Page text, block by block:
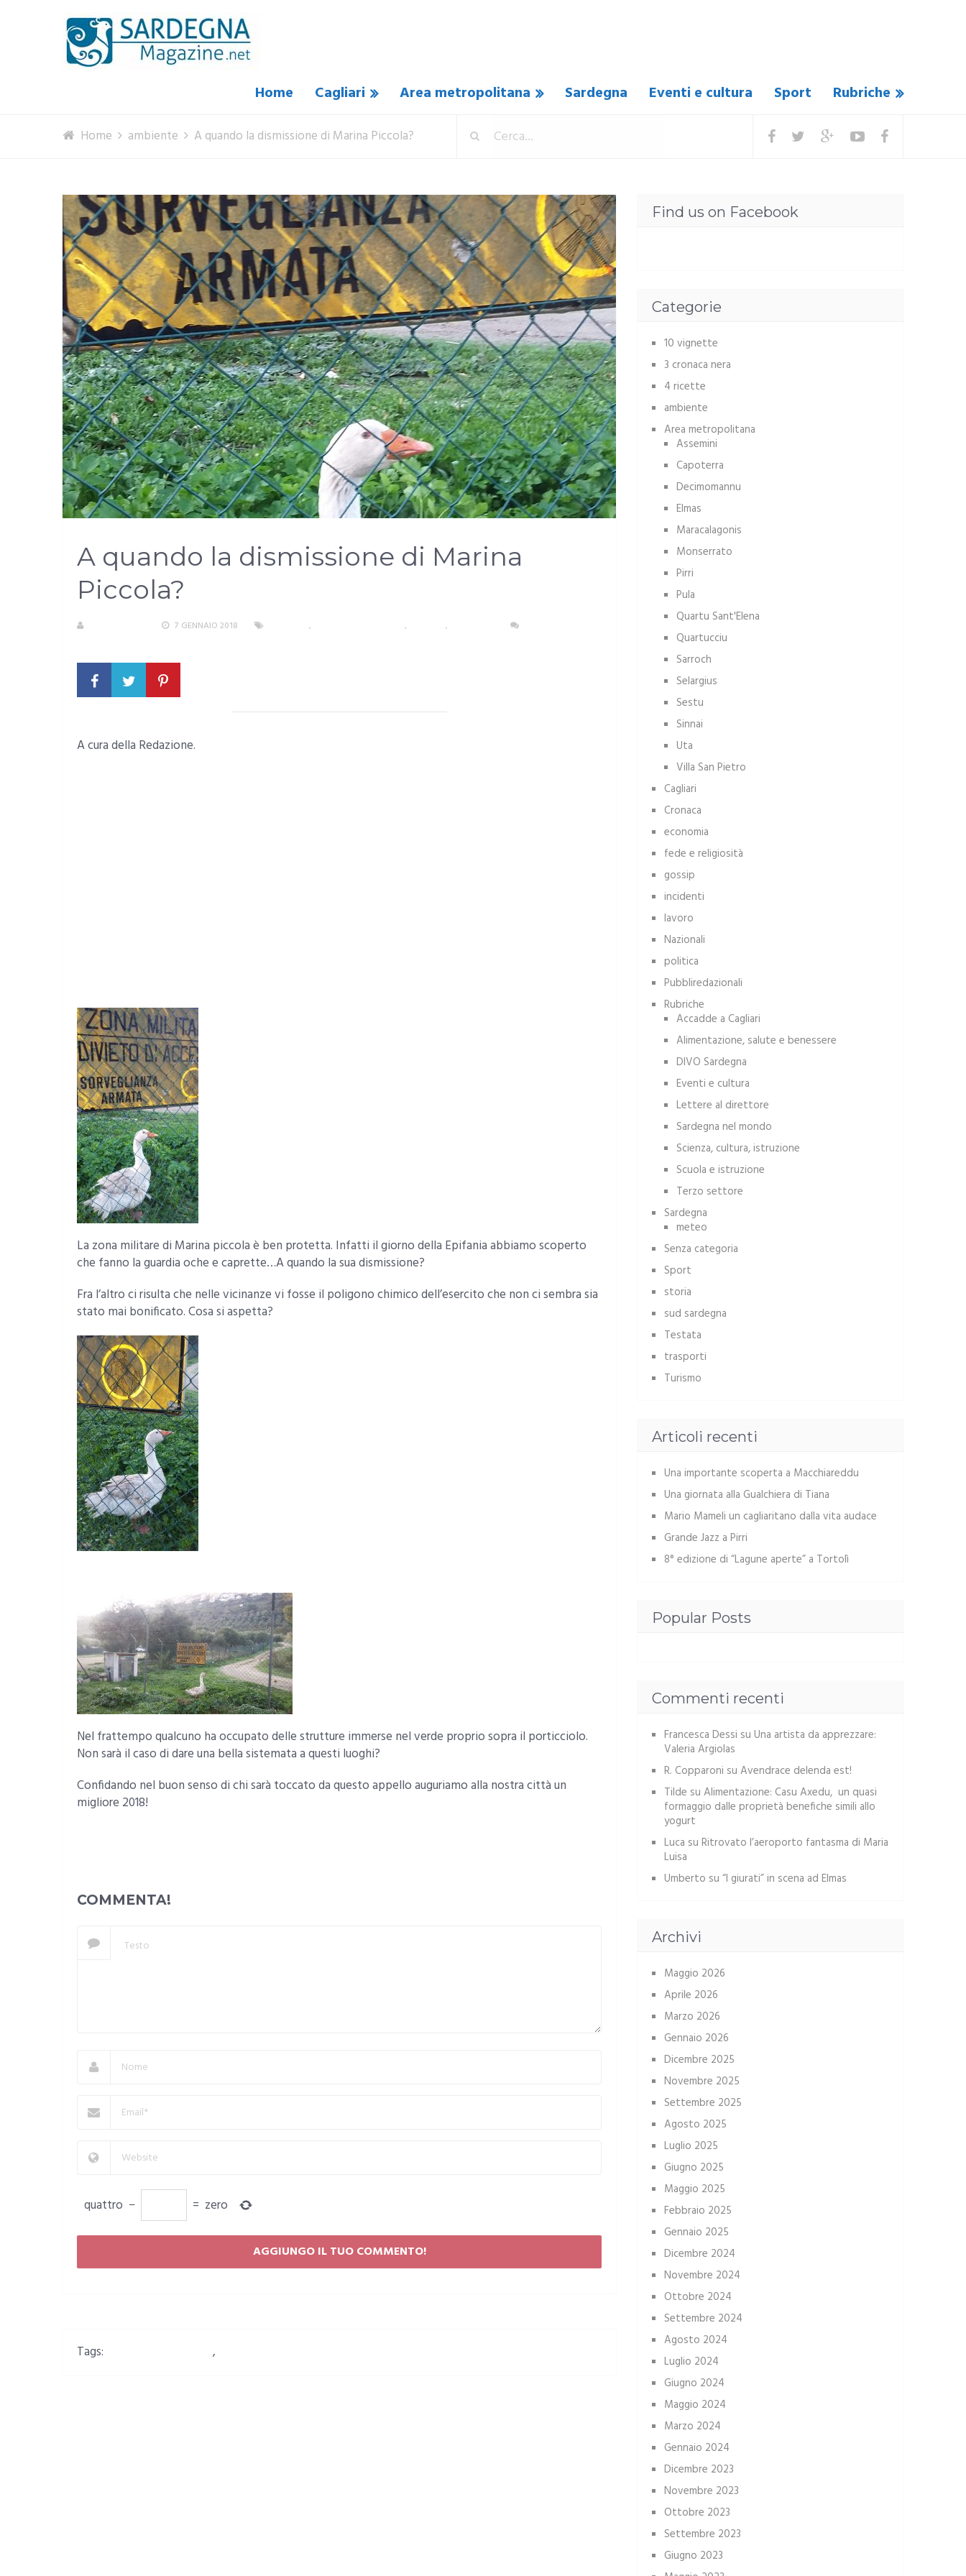
Home Cagliari Area metropolitana Sardegna Eventi e cultura Sport Rubriche
Home ambiente A quando la dismissione di Marina Piccola?
A quando la dismissione di Marina
Piccola?
7 GENNAIO 2018 , , ,
A cura della Redazione.
La zona militare di Marina piccola è ben protetta. Infatti il giorno della Epifania abbiamo scoperto
che fanno la guardia oche e caprette…A quando la sua dismissione?
Fra l’altro ci risulta che nelle vicinanze vi fosse il poligono chimico dell’esercito che non ci sembra sia
stato mai bonificato. Cosa si aspetta?
Nel frattempo qualcuno ha occupato delle strutture immerse nel verde proprio sopra il porticciolo.
Non sarà il caso di dare una bella sistemata a questi luoghi?
Confidando nel buon senso di chi sarà toccato da questo appello auguriamo alla nostra città un
migliore 2018!
COMMENTA!
quattro − = zero
Tags: ,
Find us on Facebook
Categorie
10 vignette
3 cronaca nera
4 ricette
ambiente
Area metropolitana
Assemini
Capoterra
Decimomannu
Elmas
Maracalagonis
Monserrato
Pirri
Pula
Quartu Sant'Elena
Quartucciu
Sarroch
Selargius
Sestu
Sinnai
Uta
Villa San Pietro
Cagliari
Cronaca
economia
fede e religiosità
gossip
incidenti
lavoro
Nazionali
politica
Pubbliredazionali
Rubriche
Accadde a Cagliari
Alimentazione, salute e benessere
DIVO Sardegna
Eventi e cultura
Lettere al direttore
Sardegna nel mondo
Scienza, cultura, istruzione
Scuola e istruzione
Terzo settore
Sardegna
meteo
Senza categoria
Sport
storia
sud sardegna
Testata
trasporti
Turismo
Articoli recenti
Una importante scoperta a Macchiareddu
Una giornata alla Gualchiera di Tiana
Mario Mameli un cagliaritano dalla vita audace
Grande Jazz a Pirri
8° edizione di “Lagune aperte” a Tortolì
Popular Posts
Commenti recenti
Francesca Dessi su Una artista da apprezzare:
Valeria Argiolas
R. Copparoni su Avendrace delenda est!
Tilde su Alimentazione: Casu Axedu, un quasi
formaggio dalle proprietà benefiche simili allo
yogurt
Luca su Ritrovato l’aeroporto fantasma di Maria
Luisa
Umberto su “I giurati” in scena ad Elmas
Archivi
Maggio 2026
Aprile 2026
Marzo 2026
Gennaio 2026
Dicembre 2025
Novembre 2025
Settembre 2025
Agosto 2025
Luglio 2025
Giugno 2025
Maggio 2025
Febbraio 2025
Gennaio 2025
Dicembre 2024
Novembre 2024
Ottobre 2024
Settembre 2024
Agosto 2024
Luglio 2024
Giugno 2024
Maggio 2024
Marzo 2024
Gennaio 2024
Dicembre 2023
Novembre 2023
Ottobre 2023
Settembre 2023
Giugno 2023